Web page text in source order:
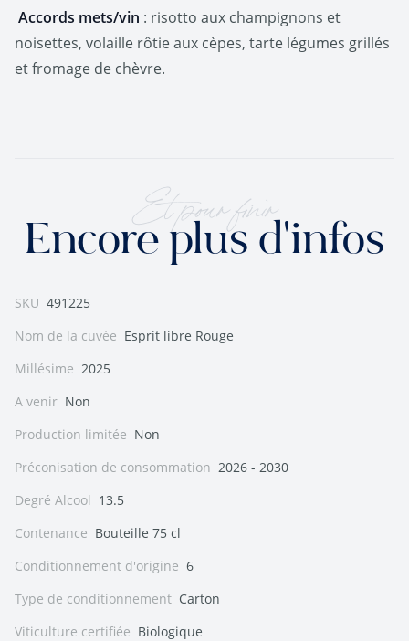
Accords mets/vin : risotto aux champignons et
noisettes, volaille rôtie aux cèpes, tarte légumes grillés
et fromage de chèvre.
Et pour finir
Encore plus d'infos
SKU 491225
Nom de la cuvée Esprit libre Rouge
Millésime 2025
A venir Non
Production limitée Non
Préconisation de consommation 2026 - 2030
Degré Alcool 13.5
Contenance Bouteille 75 cl
Conditionnement d'origine 6
Type de conditionnement Carton
Viticulture certifiée Biologique